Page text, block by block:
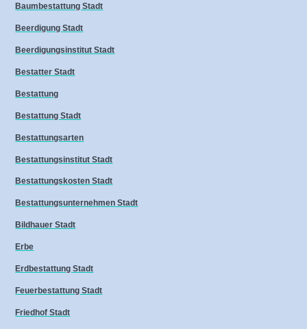
Baumbestattung Stadt
Beerdigung Stadt
Beerdigungsinstitut Stadt
Bestatter Stadt
Bestattung
Bestattung Stadt
Bestattungsarten
Bestattungsinstitut Stadt
Bestattungskosten Stadt
Bestattungsunternehmen Stadt
Bildhauer Stadt
Erbe
Erdbestattung Stadt
Feuerbestattung Stadt
Friedhof Stadt